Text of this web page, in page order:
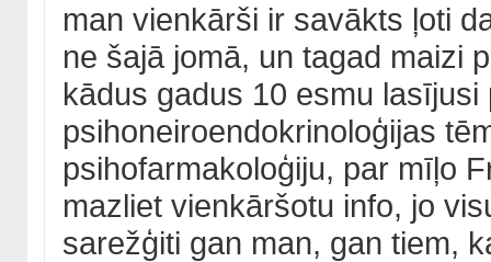
man vienkārši ir savākts ļoti
ne šajā jomā, un tagad maizi
kādus gadus 10 esmu
psihoneiroendokrinoloģijas
psihofarmakoloģiju, par mīļo
mazliet vienkāršotu info, jo
sarežģiti gan man, gan tiem,